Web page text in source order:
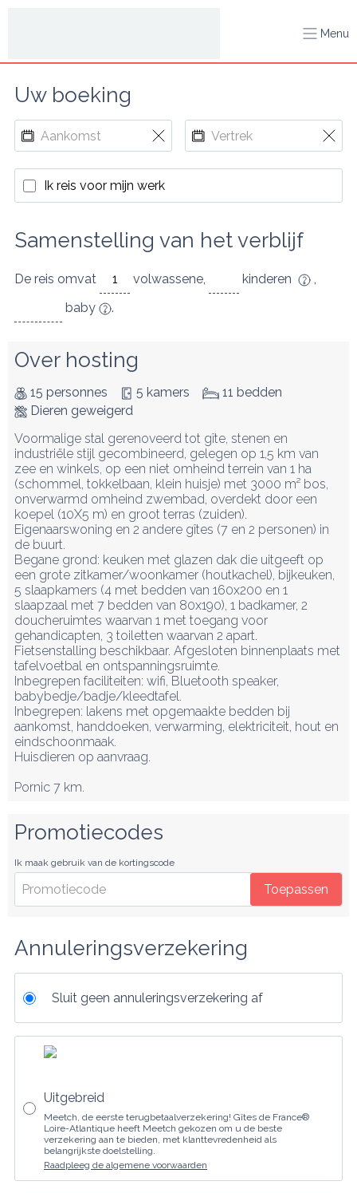
Menu
Uw boeking
Ik reis voor mijn werk
Samenstelling van het verblijf
De reis omvat volwassene, kinderen
,
baby
.
Over hosting
15 personnes 5 kamers
11 bedden
Dieren geweigerd
Voormalige stal gerenoveerd tot gîte, stenen en
industriële stijl gecombineerd, gelegen op 1,5 km van
zee en winkels, op een niet omheind terrein van 1 ha
(schommel, tokkelbaan, klein huisje) met 3000 m² bos,
onverwarmd omheind zwembad, overdekt door een
koepel (10X5 m) en groot terras (zuiden).
Eigenaarswoning en 2 andere gîtes (7 en 2 personen) in
de buurt.
Begane grond: keuken met glazen dak die uitgeeft op
een grote zitkamer/woonkamer (houtkachel), bijkeuken,
5 slaapkamers (4 met bedden van 160x200 en 1
slaapzaal met 7 bedden van 80x190), 1 badkamer, 2
doucheruimtes waarvan 1 met toegang voor
gehandicapten, 3 toiletten waarvan 2 apart.
Fietsenstalling beschikbaar. Afgesloten binnenplaats met
tafelvoetbal en ontspanningsruimte.
Inbegrepen faciliteiten: wifi, Bluetooth speaker,
babybedje/badje/kleedtafel.
Inbegrepen: lakens met opgemaakte bedden bij
aankomst, handdoeken, verwarming, elektriciteit, hout en
eindschoonmaak.
Huisdieren op aanvraag.
Pornic 7 km.
Promotiecodes
Ik maak gebruik van de kortingscode
Toepassen
Annuleringsverzekering
Sluit geen annuleringsverzekering af
Uitgebreid
Meetch, de eerste terugbetaalverzekering! Gîtes de France®
Loire-Atlantique heeft Meetch gekozen om u de beste
verzekering aan te bieden, met klanttevredenheid als
belangrijkste doelstelling.
Raadpleeg de algemene voorwaarden